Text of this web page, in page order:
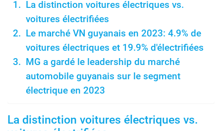
La distinction voitures électriques vs.
voitures électrifiées
Le marché VN guyanais en 2023: 4.9% de
voitures électriques et 19.9% d'électrifiées
MG a gardé le leadership du marché
automobile guyanais sur le segment
électrique en 2023
La distinction voitures électriques vs.